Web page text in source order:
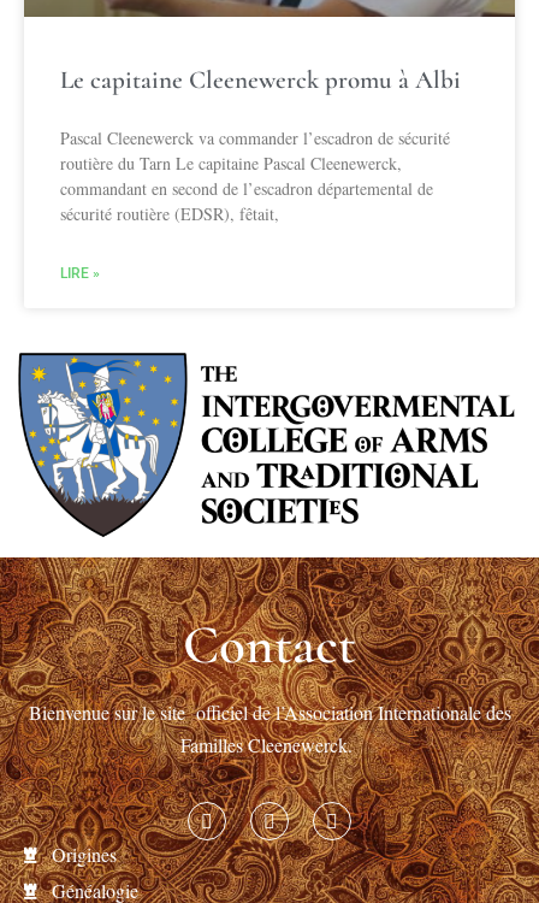
Le capitaine Cleenewerck promu à Albi
Pascal Cleenewerck va commander l’escadron de sécurité
routière du Tarn Le capitaine Pascal Cleenewerck,
commandant en second de l’escadron départemental de
sécurité routière (EDSR), fêtait,
LIRE »
Contact
Bienvenue sur le site officiel de l’Association Internationale des
Familles Cleenewerck.
Origines
Généalogie